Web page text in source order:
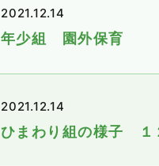
2021.12.14
年少組 園外保育
2021.12.14
ひまわり組の様子 １